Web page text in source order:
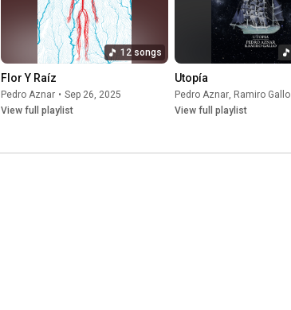
12 songs
Flor Y Raíz
Pedro Aznar • Sep 26, 2025
View full playlist
Utopía
Pedro Aznar Ramiro Gallo
View full playlist